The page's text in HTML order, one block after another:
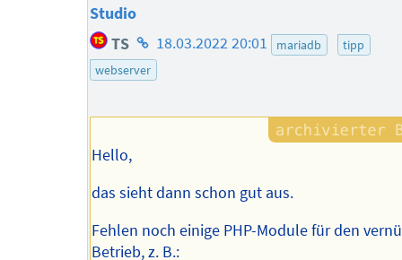
Studio
TS Homepage
des
18.03.2022 20:01 mariadb
tipp
webserver
Hello,
das sieht dann schon gut aus.
Fehlen noch einige PHP-Module für den
Betrieb, z. B.: